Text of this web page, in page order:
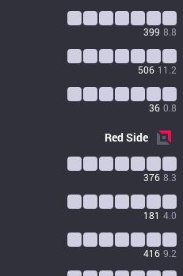
399 8.8
506 11.2
36 0.8
RedSide
376 8.3
181 4.0
416 9.2